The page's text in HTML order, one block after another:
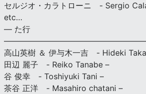
セルジオ・カラトローニ - Sergio
etc…
— た行
高山英樹 ＆ 伊与木一吉 - Hideki
田辺 麗子 - Reiko Tanabe –
谷 俊幸 - Toshiyuki Tani –
茶谷 正洋 - Masahiro chatani –